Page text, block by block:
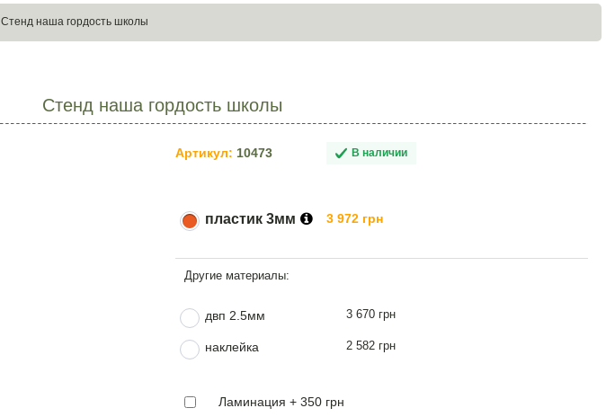
Стенд наша гордость школы
Стенд наша гордость школы
Артикул: 10473 В наличии
пластик 3мм 3 972 грн
двп 2.5мм 3 670 грн
наклейка 2 582 грн
Ламинация + 350 грн